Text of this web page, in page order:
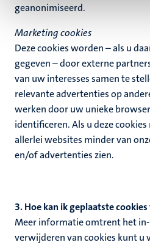
geanonimiseerd.
Marketing cookies
Deze cookies worden – als u
gegeven – door externe
van uw interesses samen te
relevante advertenties op
werken door uw unieke
identificeren. Als u deze
allerlei websites minder van
en/of advertenties zien.
3. Hoe kan ik geplaatste
Meer informatie omtrent het
verwijderen van cookies kunt u